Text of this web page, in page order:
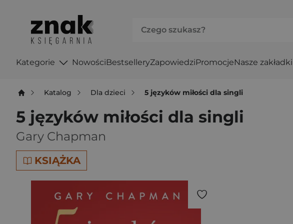
Kategorie NowościBestselleryZapowiedziPromocjeNasze zakładki
Katalog Dla dzieci 5 języków miłości dla singli
5 języków miłości dla singli
Gary Chapman
KSIĄŻKA